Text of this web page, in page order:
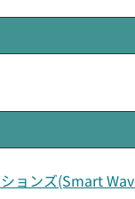
ョンズ(Smart